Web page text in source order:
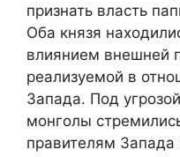
признать власть
Оба князя
влиянием внешней
реализуемой в
Запада. Под
монголы
правителям